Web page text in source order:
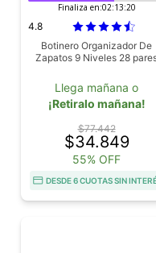
Finaliza en:02:13:18
4.8
Botinero Organizador De
Zapatos 9 Niveles 28
Llega mañana o
¡Retiralo mañana!
$77.442
$34.849
55% OFF
DESDE 6 CUOTAS SIN